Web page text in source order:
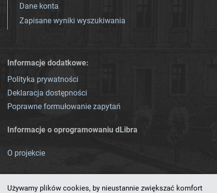
Dane konta
Zapisane wyniki wyszukiwania
Informacje dodatkowe:
Polityka prywatności
Deklaracja dostępności
Poprawne formułowanie zapytań
Informacje o oprogramowaniu dLibra
O projekcie
Używamy plików cookies, by nieustannie zwiększać komfort